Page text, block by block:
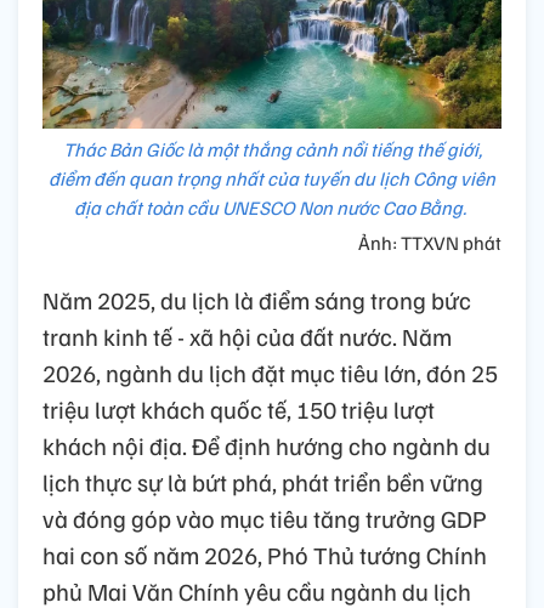
Thác Bản Giốc là một thắng cảnh nổi tiếng thế giới,
điểm đến quan trọng nhất của tuyến du lịch Công viên
địa chất toàn cầu UNESCO Non nước Cao Bằng.
Ảnh: TTXVN phát
Năm 2025, du lịch là điểm sáng trong bức
tranh kinh tế - xã hội của đất nước. Năm
2026, ngành du lịch đặt mục tiêu lớn, đón 25
triệu lượt khách quốc tế, 150 triệu lượt
khách nội địa. Để định hướng cho ngành du
lịch thực sự là bứt phá, phát triển bền vững
và đóng góp vào mục tiêu tăng trưởng GDP
hai con số năm 2026, Phó Thủ tướng Chính
phủ Mai Văn Chính yêu cầu ngành du lịch